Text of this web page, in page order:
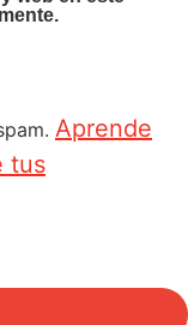
Aprende
tus